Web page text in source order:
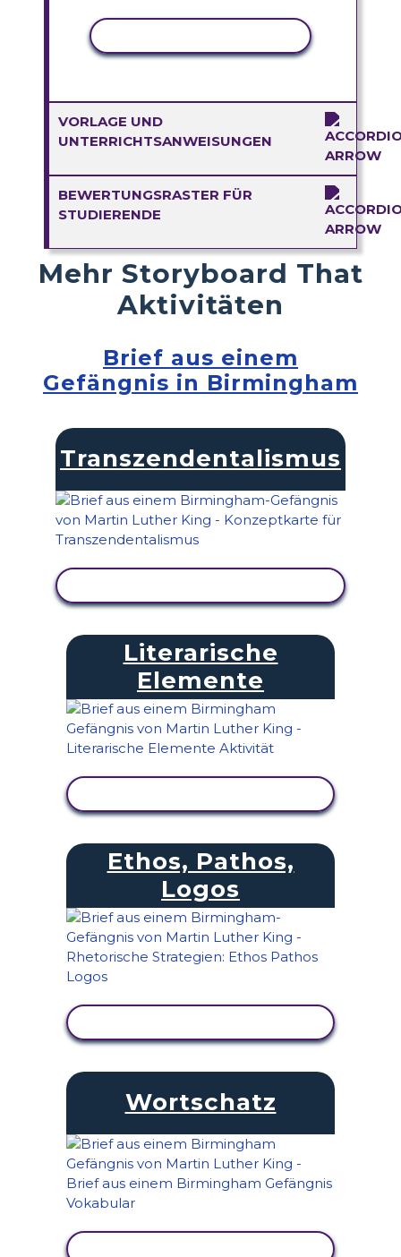
VORLAGE UND
UNTERRICHTSANWEISUNGEN
BEWERTUNGSRASTER FÜR
STUDIERENDE
Mehr Storyboard That
Aktivitäten
Brief aus einem
Gefängnis in Birmingham
Transzendentalismus
Literarische
Elemente
Ethos, Pathos,
Logos
Wortschatz